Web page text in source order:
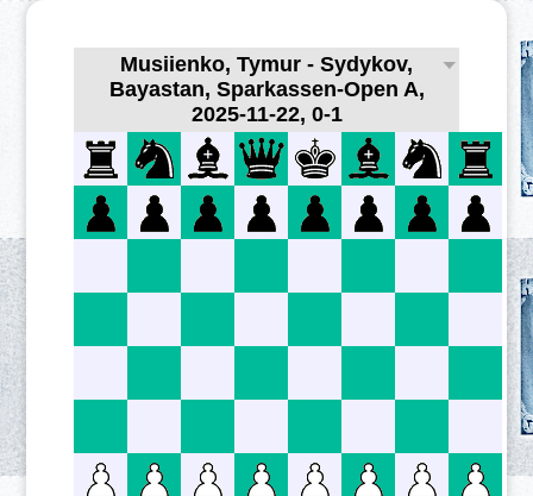
Musiienko, Tymur - Sydykov,
Bayastan, Sparkassen-Open A,
2025-11-22, 0-1